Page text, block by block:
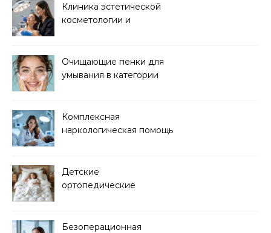
Клиника эстетической
косметологии и
Очищающие пенки для
умывания в категории
Комплексная
наркологическая помощь
Детские
ортопедические
Безоперационная